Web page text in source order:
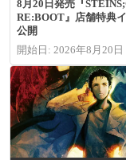
8月20日発売『
RE:BOOT』店舗特典
公開
開始日: 2026年8月20日